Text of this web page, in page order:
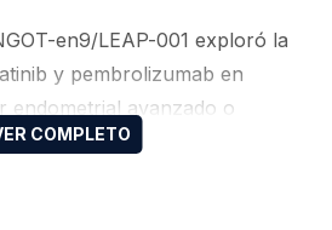
en9/LEAP-001 exploró la
y pembrolizumab en
endometrial avanzado o
de reparación de